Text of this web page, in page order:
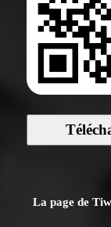
La page de